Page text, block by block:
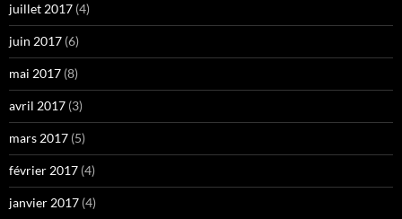
juillet 2017 (4)
juin 2017 (6)
mai 2017 (8)
avril 2017 (3)
mars 2017 (5)
février 2017 (4)
janvier 2017 (4)